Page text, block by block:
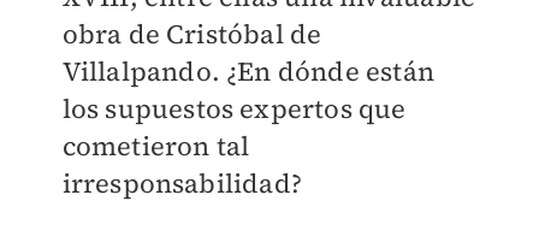
obra de Cristóbal de
Villalpando. ¿En dónde están
los supuestos expertos que
cometieron tal
irresponsabilidad?